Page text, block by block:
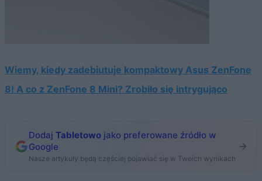
Wiemy, kiedy zadebiutuje kompaktowy Asus ZenFone
8! A co z ZenFone 8 Mini? Zrobiło się intrygująco
Dodaj Tabletowo jako preferowane źródło w
Google
Nasze artykuły będą częściej pojawiać się w Twoich wynikach